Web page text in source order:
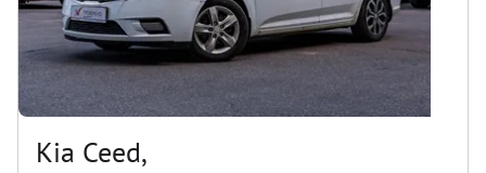
Kia Ceed,